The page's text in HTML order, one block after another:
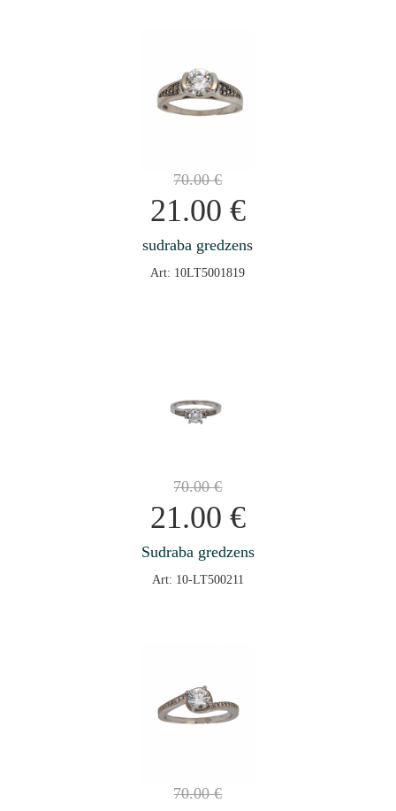
70.00€
21.00 €
sudraba gredzens
Art: 10LT5001819
70.00€
21.00 €
Sudraba gredzens
Art: 10-LT500211
70.00€